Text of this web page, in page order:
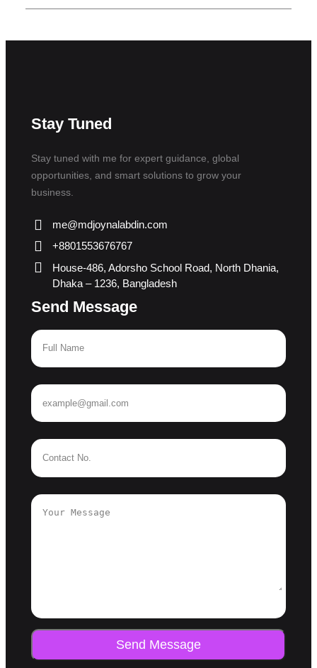
Stay Tuned
Stay tuned with me for expert guidance, global
opportunities, and smart solutions to grow your
business.
me@mdjoynalabdin.com
+8801553676767
House-486, Adorsho School Road, North Dhania,
Dhaka – 1236, Bangladesh
Send Message
Send Message